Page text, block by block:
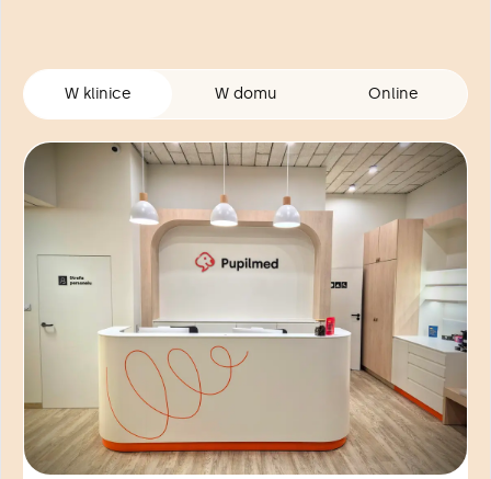
W klinice W domu Online